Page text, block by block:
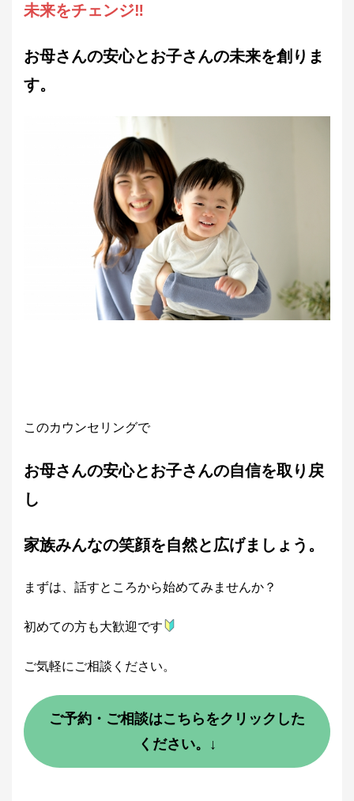
未来をチェンジ‼
お母さんの安心とお子さんの未来を創りま
す。
このカウンセリングで
お母さんの安心とお子さんの自信を取り戻
し
家族みんなの笑顔を自然と広げましょう。
まずは、話すところから始めてみませんか？
初めての方も大歓迎です
ご気軽にご相談ください。
ご予約・ご相談はこちらをクリックした
ください。↓